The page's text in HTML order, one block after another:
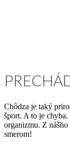
Chôdza je taký
šport. A to je
organizmu. Z
smerom!